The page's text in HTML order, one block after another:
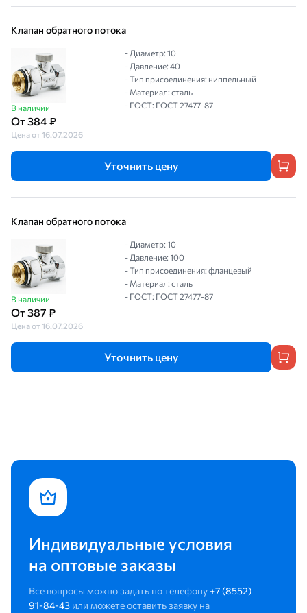
Клапан обратного потока
В наличии
От 384 ₽
Цена от 16.07.2026
- Диаметр: 10
- Давление: 40
- Тип присоединения: ниппельный
- Материал: сталь
- ГОСТ: ГОСТ 27477-87
Уточнить цену
Клапан обратного потока
В наличии
От 387 ₽
Цена от 16.07.2026
- Диаметр: 10
- Давление: 100
- Тип присоединения: фланцевый
- Материал: сталь
- ГОСТ: ГОСТ 27477-87
Уточнить цену
Индивидуальные условия
на оптовые заказы
Все вопросы можно задать по телефону +7 (8552)
91-84-43 или можете оставить заявку на